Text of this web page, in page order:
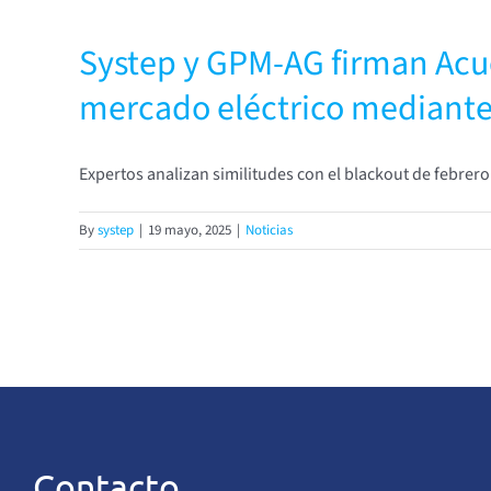
Systep y GPM-AG firman
mercado eléctrico
Expertos analizan similitudes con el blackout de
Bysystep | 19 mayo, 2025 | Noticias